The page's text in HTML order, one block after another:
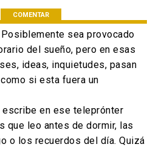
COMENTAR
sea provocado
del sueño, pero en esas
ideas, inquietudes, pasan
si esta fuera un
en ese teleprónter
que leo antes de dormir, las
o los recuerdos del día. Quizá